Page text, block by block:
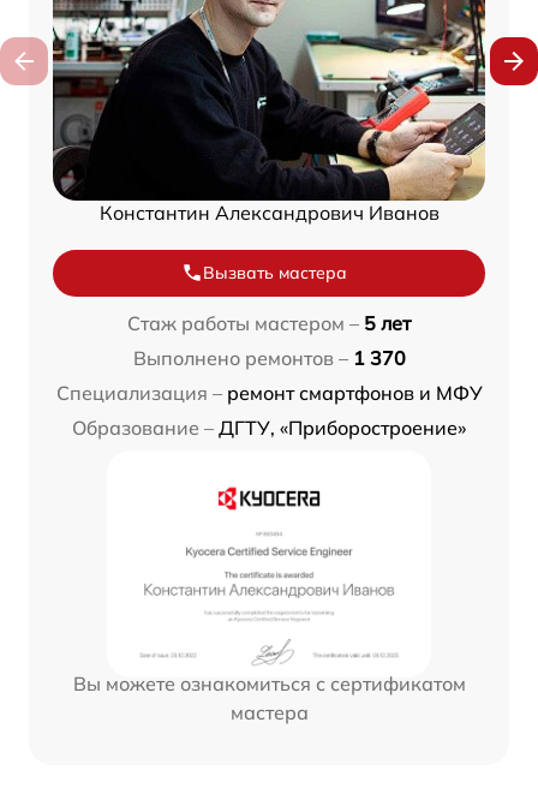
Константин Александрович Иванов
Вызвать мастера
Стаж работы мастером – 5 лет
Выполнено ремонтов – 1 370
Специализация – ремонт смартфонов и МФУ
Образование – ДГТУ, «Приборостроение»
Вы можете ознакомиться с сертификатом
мастера